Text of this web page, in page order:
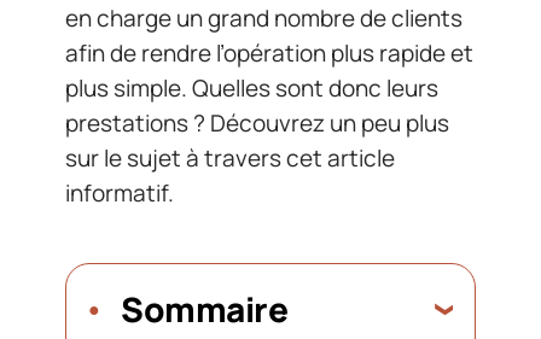
en charge un grand nombre de clients
afin de rendre l’opération plus rapide et
plus simple. Quelles sont donc leurs
prestations ? Découvrez un peu plus
sur le sujet à travers cet article
informatif.
Sommaire